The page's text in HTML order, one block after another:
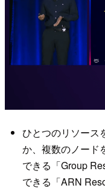
ひとつのリソース
か、複数のノード
できる「Group
できる「ARN